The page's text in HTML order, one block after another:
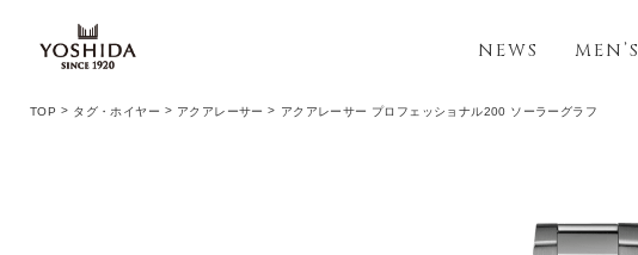
NEWS MEN’S
TOP タグ・ホイヤー アクアレーサー アクアレーサー プロフェッショナル200 ソーラーグラフ